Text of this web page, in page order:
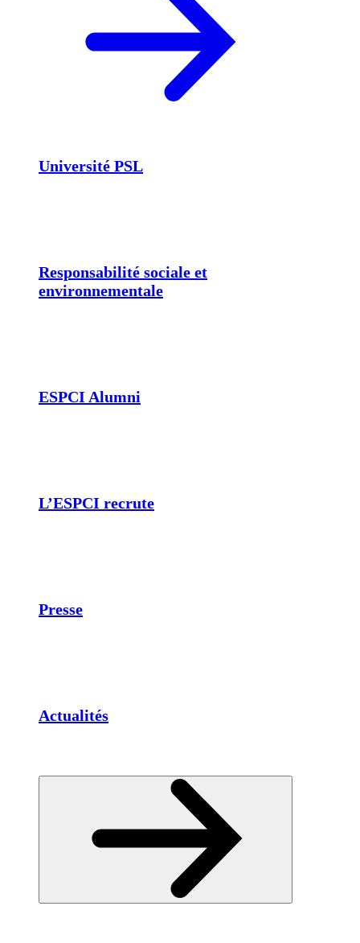
Université PSL
Responsabilité sociale et
environnementale
ESPCI Alumni
L’ESPCI recrute
Presse
Actualités